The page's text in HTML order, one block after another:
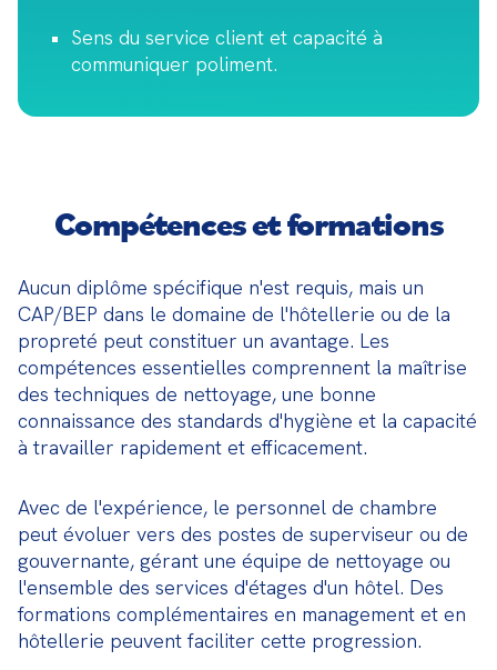
Sens du service client et capacité à
communiquer poliment.
Compétences et formations
Aucun diplôme spécifique n'est requis, mais un
CAP/BEP dans le domaine de l'hôtellerie ou de la
propreté peut constituer un avantage. Les
compétences essentielles comprennent la maîtrise
des techniques de nettoyage, une bonne
connaissance des standards d'hygiène et la capacité
à travailler rapidement et efficacement.
Avec de l'expérience, le personnel de chambre
peut évoluer vers des postes de superviseur ou de
gouvernante, gérant une équipe de nettoyage ou
l'ensemble des services d'étages d'un hôtel. Des
formations complémentaires en management et en
hôtellerie peuvent faciliter cette progression.